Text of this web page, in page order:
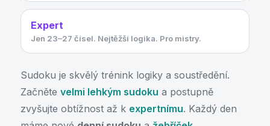
Expert
Jen 23–27 čísel. Nejtěžší logika. Pro mistry.
Sudoku je skvělý trénink logiky a soustředění.
Začněte velmi lehkým sudoku a postupně
zvyšujte obtížnost až k expertnímu. Každý den